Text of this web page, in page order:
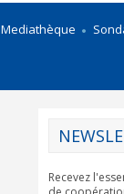
Mediathèque
Recevez